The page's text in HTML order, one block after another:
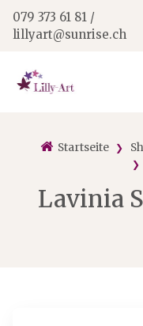
079 373 61 81 /
lillyart@sunrise.ch
Startseite
Lavinia